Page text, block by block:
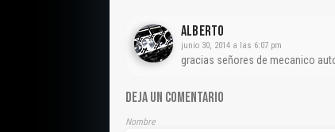
Alberto
junio 30, 2014 a las 6:07 pm
gracias señores de mecanico
DEJA UN COMENTARIO
Nombre